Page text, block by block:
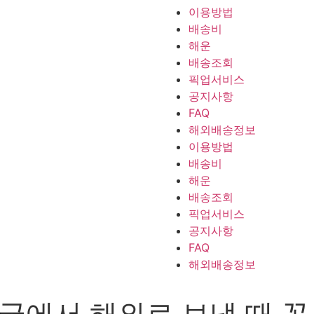
이용방법
배송비
해운
배송조회
픽업서비스
공지사항
FAQ
해외배송정보
이용방법
배송비
해운
배송조회
픽업서비스
공지사항
FAQ
해외배송정보